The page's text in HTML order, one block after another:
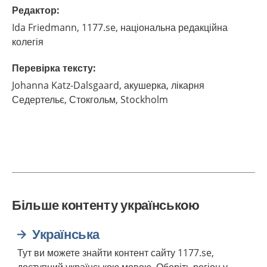
Редактор:
Ida Friedmann, 1177.se, національна редакційна
колегія
Перевірка тексту:
Johanna Katz-Dalsgaard, акушерка, лікарня
Седертельє, Стокгольм, Stockholm
Більше контенту українською
Українська
Тут ви можете знайти контент сайту 1177.se,